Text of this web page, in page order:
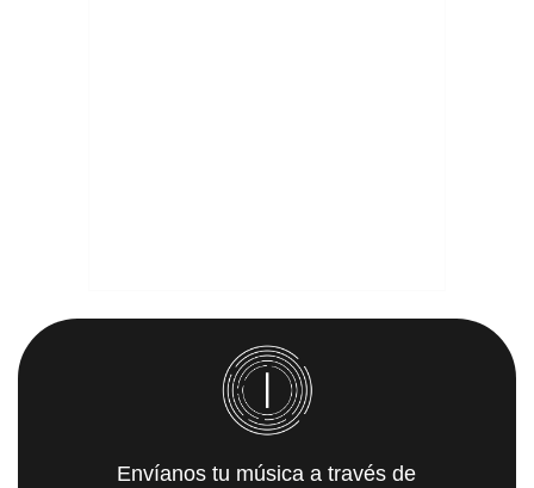
Envíanos tu música a través de